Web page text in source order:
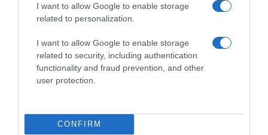
I want to allow Google to enable storage
related to personalization.
I want to allow Google to enable storage
related to security, including authentication
functionality and fraud prevention, and other
user protection.
CONFIRM
PREPARACIÓN DE FLANES Y NATILLAS: PARA 8
NATILLAS: 1 Sobre de Potax ® 8 Cucharadas de
Azúcar 1L Leche PARA 4 FLANES: 1 Sobre de Potax ®
4-5 Cucharadas de Azúcar 500ML Leche 1 Disolver
todos los ingredientes en la leche en frío. 2 Llevar a
ebullición, dejar cocinar por espacio de 1 minuto sin
7 minutos 1-3 horas NOTA: para inducción prestar